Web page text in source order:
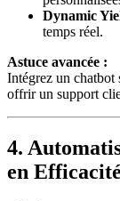
Dynamic
temps réel.
Astuce avancée :
Intégrez un chatbot
offrir un support
4.
en Efficacité